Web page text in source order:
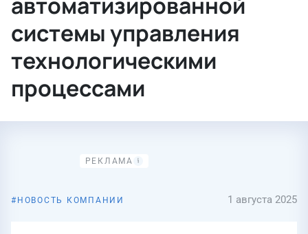
системы управления
технологическими
процессами
НОВОСТЬ КОМПАНИИ 1 августа 2025